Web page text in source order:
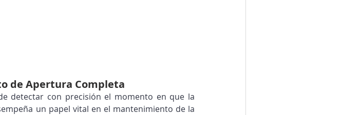
de Apertura Completa
detectar con precisión el momento en que la
un papel vital en el mantenimiento de la